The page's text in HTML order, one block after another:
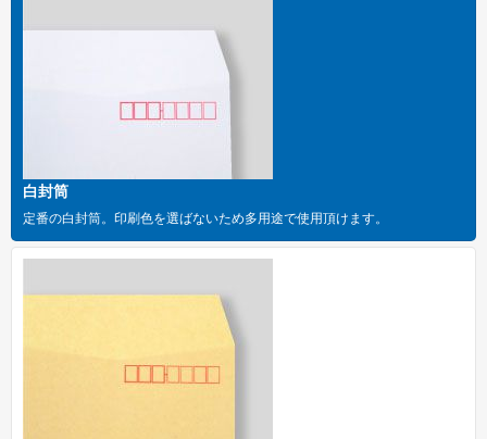
長形3号窓付き
洋長形3号窓付き
長形1号
長形2号
洋形2号タテ
長形4号窓付き
白封筒
定番の白封筒。印刷色を選ばないため多用途で使用頂けます。